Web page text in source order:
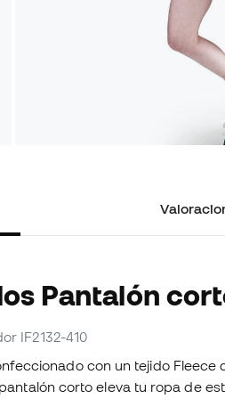
Pantalón
IF2132-410
con un tejido Fleece
corto eleva tu ropa de